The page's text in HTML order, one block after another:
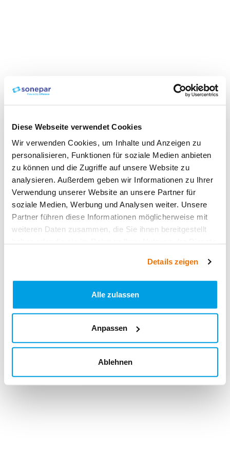
Diese Webseite verwendet Cookies
Wir verwenden Cookies, um Inhalte und Anzeigen zu
personalisieren, Funktionen für soziale Medien anbieten
zu können und die Zugriffe auf unsere Website zu
analysieren. Außerdem geben wir Informationen zu Ihrer
Verwendung unserer Website an unsere Partner für
soziale Medien, Werbung und Analysen weiter. Unsere
Partner führen diese Informationen möglicherweise mit
weiteren Daten zusammen, die Sie ihnen bereitgestellt
Details zeigen
Alle zulassen
Anpassen
Ablehnen